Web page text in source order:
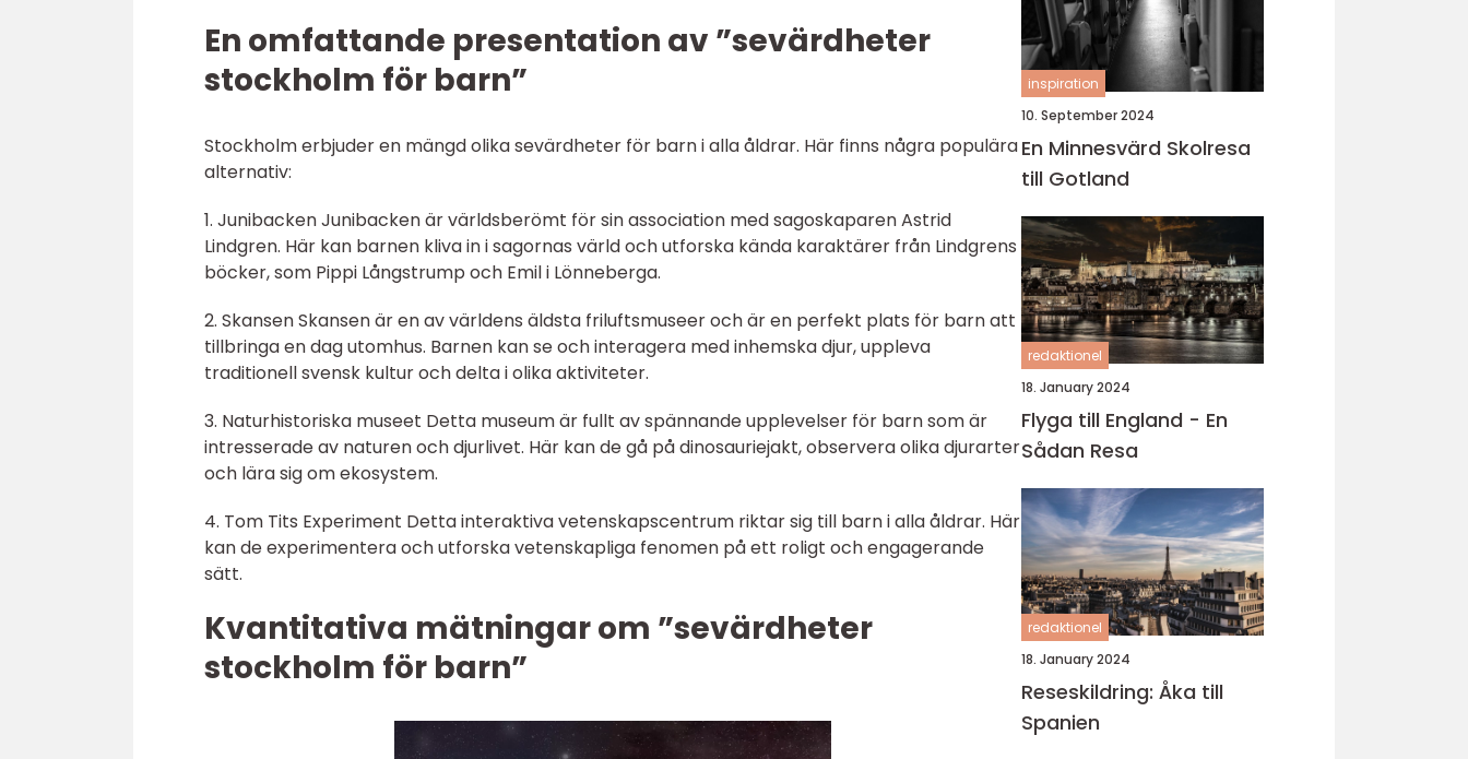
En omfattande presentation av ”sevärdheter
stockholm för barn”
Stockholm erbjuder en mängd olika sevärdheter för barn i alla åldrar. Här finns några populära
alternativ:
1. Junibacken Junibacken är världsberömt för sin association med sagoskaparen Astrid
Lindgren. Här kan barnen kliva in i sagornas värld och utforska kända karaktärer från Lindgrens
böcker, som Pippi Långstrump och Emil i Lönneberga.
2. Skansen Skansen är en av världens äldsta friluftsmuseer och är en perfekt plats för barn att
tillbringa en dag utomhus. Barnen kan se och interagera med inhemska djur, uppleva
traditionell svensk kultur och delta i olika aktiviteter.
3. Naturhistoriska museet Detta museum är fullt av spännande upplevelser för barn som är
intresserade av naturen och djurlivet. Här kan de gå på dinosauriejakt, observera olika djurarter
och lära sig om ekosystem.
4. Tom Tits Experiment Detta interaktiva vetenskapscentrum riktar sig till barn i alla åldrar. Här
kan de experimentera och utforska vetenskapliga fenomen på ett roligt och engagerande
sätt.
Kvantitativa mätningar om ”sevärdheter
stockholm för barn”
inspiration
10. September 2024
En Minnesvärd Skolresa
till Gotland
redaktionel
18. January 2024
Flyga till England - En
Sådan Resa
redaktionel
18. January 2024
Reseskildring: Åka till
Spanien